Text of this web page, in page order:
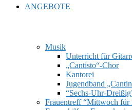
ANGEBOTE
Musik
Unterricht für
„Cantisto“-Chor
Kantorei
Jugendband
“Sechs-Uhr-
Frauentreff “Mittwoch für